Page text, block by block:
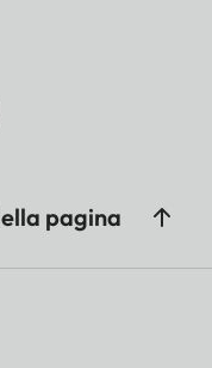
pagina